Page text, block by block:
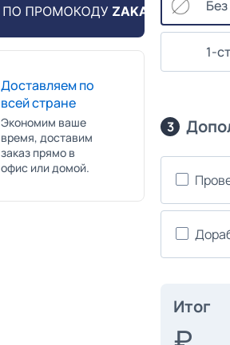
Доставляем по
всей стране
Экономим ваше
время, доставим
заказ прямо в
офис или домой.
1-
3
Итог